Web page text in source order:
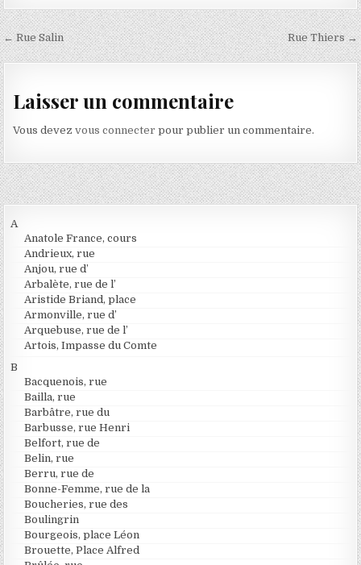
Navigation de l’article Rue Thiers →
← Rue Salin
Laisser un commentaire
Vous devezvous connecter pour publier un commentaire.
A
Anatole France, cours
Andrieux, rue
Anjou, rue d’
Arbalète, rue de l’
Aristide Briand, place
Armonville, rue d’
Arquebuse, rue de l’
Artois, Impasse du Comte
B
Bacquenois, rue
Bailla, rue
Barbâtre, rue du
Barbusse, rue Henri
Belfort, rue de
Belin, rue
Berru, rue de
Bonne-Femme, rue de la
Boucheries, rue des
Boulingrin
Bourgeois, place Léon
Brouette, Place Alfred